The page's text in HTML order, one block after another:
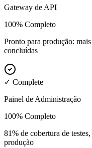
Gateway de API
100% Completo
Pronto para produção:
concluídas
✓ Complete
Painel de Administração
100% Completo
81% de cobertura de
produção